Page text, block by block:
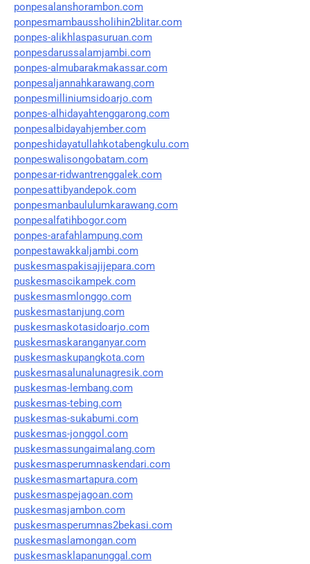
ponpesalanshorambon.com
ponpesmambaussholihin2blitar.com
ponpes-alikhlaspasuruan.com
ponpesdarussalamjambi.com
ponpes-almubarakmakassar.com
ponpesaljannahkarawang.com
ponpesmilliniumsidoarjo.com
ponpes-alhidayahtenggarong.com
ponpesalbidayahjember.com
ponpeshidayatullahkotabengkulu.com
ponpeswalisongobatam.com
ponpesar-ridwantrenggalek.com
ponpesattibyandepok.com
ponpesmanbaululumkarawang.com
ponpesalfatihbogor.com
ponpes-arafahlampung.com
ponpestawakkaljambi.com
puskesmaspakisajijepara.com
puskesmascikampek.com
puskesmasmlonggo.com
puskesmastanjung.com
puskesmaskotasidoarjo.com
puskesmaskaranganyar.com
puskesmaskupangkota.com
puskesmasalunalunagresik.com
puskesmas-lembang.com
puskesmas-tebing.com
puskesmas-sukabumi.com
puskesmas-jonggol.com
puskesmassungaimalang.com
puskesmasperumnaskendari.com
puskesmasmartapura.com
puskesmaspejagoan.com
puskesmasjambon.com
puskesmasperumnas2bekasi.com
puskesmaslamongan.com
puskesmasklapanunggal.com